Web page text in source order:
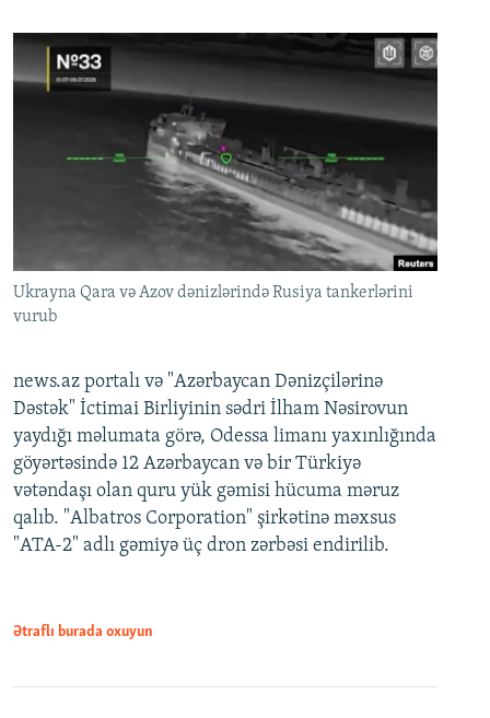
Ukrayna Qara və Azov dənizlərində Rusiya tankerlərini
vurub
news.az portalı və "Azərbaycan Dənizçilərinə
Dəstək" İctimai Birliyinin sədri İlham Nəsirovun
yaydığı məlumata görə, Odessa limanı yaxınlığında
göyərtəsində 12 Azərbaycan və bir Türkiyə
vətəndaşı olan quru yük gəmisi hücuma məruz
qalıb. "Albatros Corporation" şirkətinə məxsus
"ATA-2" adlı gəmiyə üç dron zərbəsi endirilib.
Ətraflı burada oxuyun